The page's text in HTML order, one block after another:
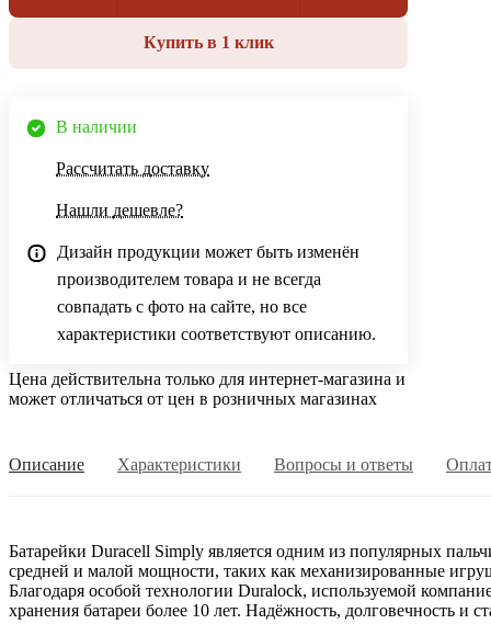
Купить в 1 клик
В наличии
Рассчитать доставку
Нашли дешевле?
Дизайн продукции может быть изменён
производителем товара и не всегда
совпадать с фото на сайте, но все
характеристики соответствуют описанию.
Цена действительна только для интернет-магазина и
может отличаться от цен в розничных магазинах
Описание Характеристики Вопросы и ответы
Батарейки Duracell Simply является одним из популярных
средней и малой мощности, таких как механизированные
Благодаря особой технологии Duralock, используемой
хранения батареи более 10 лет. Надёжность, долговечность и